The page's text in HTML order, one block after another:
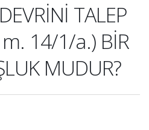
TALEP
m. 14/1/a.) BİR
MUDUR?